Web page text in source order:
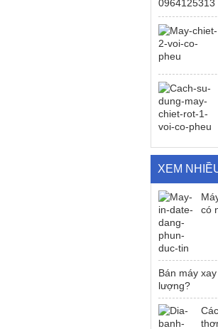
XEM
có
Bán máy
lượng?